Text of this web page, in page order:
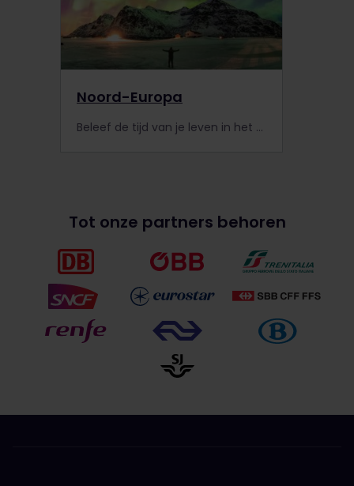
Noord-Europa
Beleef de tijd van je leven in het adembenemend mooie Noord-Europa. Reis met je Interrail Pas door besneeuwde landschappen, langs fantastische fjorden en naar bruisende steden.
Tot onze partners behoren